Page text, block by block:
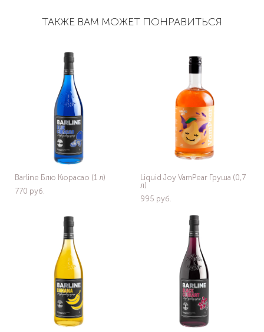
ТАКЖЕ ВАМ МОЖЕТ ПОНРАВИТЬСЯ
Barline Блю Кюрасао (1 л)
770 pуб.
Liquid Joy VamPear Груша (0,7
л)
995 pуб.